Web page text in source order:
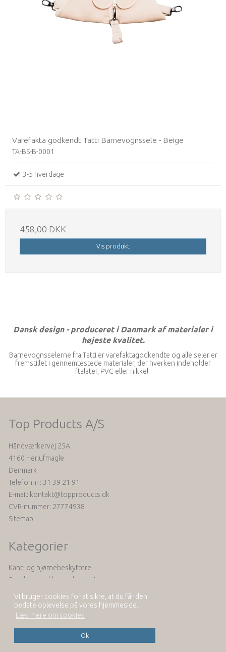
Vi bruger cookies for at sikre, at du får den
bedste oplevelse på vores hjemmeside.
Læs mere om cookies
Ok
Varefakta godkendt Tatti Barnevognssele - Beige
TA-BS-B-0001
3-5 hverdage
458,00 DKK
Vis produkt
Dansk design - produceret i Danmark af materialer i
højeste kvalitet.
Barnevognsselerne fra Tatti er varefaktagodkendte og alle seler er
fremstillet i gennemtestede materialer, der hverken indeholder
ftalater, PVC eller nikkel.
Top Products A/S
Håndværkervej 25A
4160 Herlufmagle
Denmark
Telefonnr.: 31 39 21 91
E-mail : kontakt@topproducts.dk
CVR-nummer: 27774938
Sitemap
Kategorier
Kant- og hjørnebeskyttere
Smække- og klemmebeskyttere
Seler og tilbehør
Akustik
Se mere